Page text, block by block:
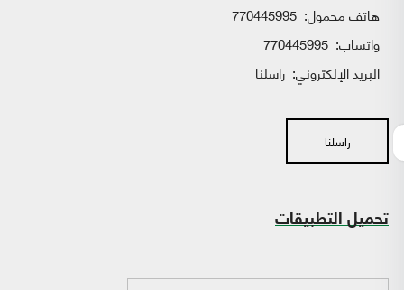
هاتف محمول: 770445995
واتساب:
البريد الإلكتروني: راسلنا
راسلنا
تحميل التطبيقات